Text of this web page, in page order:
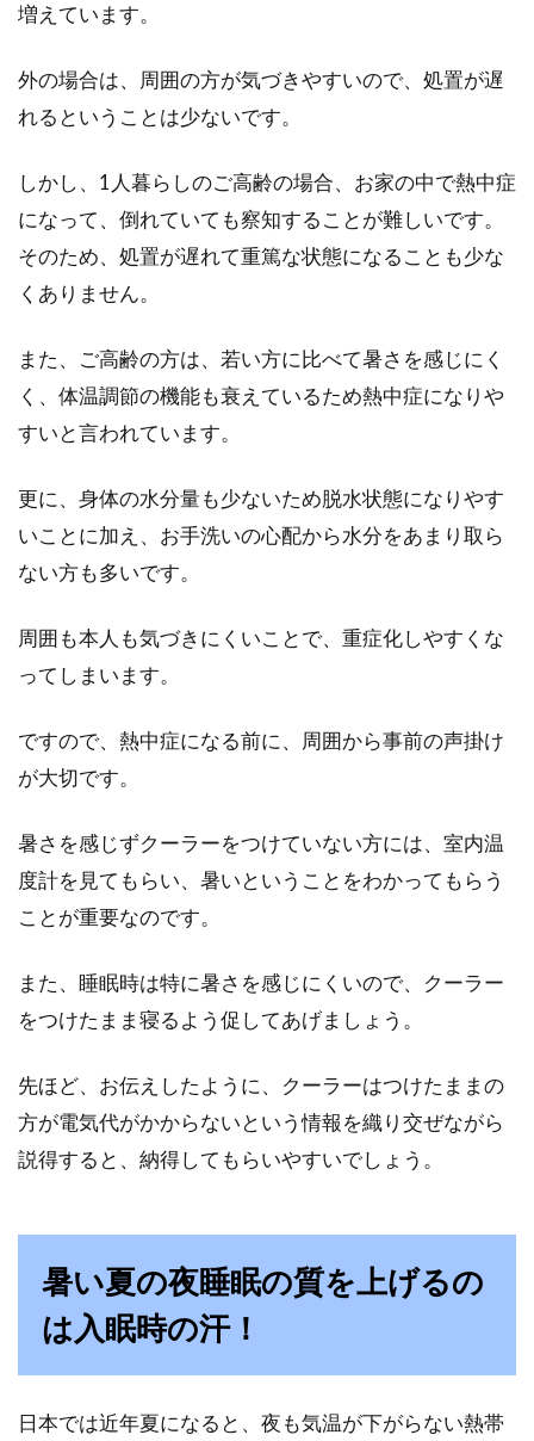
動・飲料の工夫！
は、その1日のやる気を左右するものとなるこ
とでしょう。...
途中で目覚める方必見！
せんか。睡眠時間を十分に確保できなかった
増えています。
外の場合は、周囲の方が気づきやすいので、処置が遅
れるということは少ないです。
しかし、1人暮らしのご高齢の場合、お家の中で熱中症
になって、倒れていても察知することが難しいです。
そのため、処置が遅れて重篤な状態になることも少な
くありません。
また、ご高齢の方は、若い方に比べて暑さを感じにく
く、体温調節の機能も衰えているため熱中症になりや
すいと言われています。
更に、身体の水分量も少ないため脱水状態になりやす
いことに加え、お手洗いの心配から水分をあまり取ら
ない方も多いです。
周囲も本人も気づきにくいことで、重症化しやすくな
ってしまいます。
ですので、熱中症になる前に、周囲から事前の声掛け
が大切です。
暑さを感じずクーラーをつけていない方には、室内温
度計を見てもらい、暑いということをわかってもらう
ことが重要なのです。
また、睡眠時は特に暑さを感じにくいので、クーラー
をつけたまま寝るよう促してあげましょう。
先ほど、お伝えしたように、クーラーはつけたままの
方が電気代がかからないという情報を織り交ぜながら
説得すると、納得してもらいやすいでしょう。
暑い夏の夜睡眠の質を上げるの
は入眠時の汗！
日本では近年夏になると、夜も気温が下がらない熱帯